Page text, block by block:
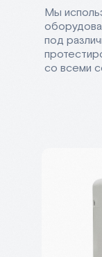
Мы
под
со всеми